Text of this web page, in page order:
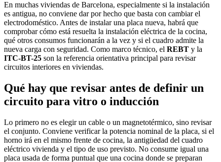
En muchas viviendas de Barcelona, especialmente si la instalación
es antigua, no conviene dar por hecho que basta con cambiar el
electrodoméstico. Antes de instalar una placa nueva, habrá que
comprobar cómo está resuelta la instalación eléctrica de la cocina,
qué otros consumos funcionarán a la vez y si el cuadro admite la
nueva carga con seguridad. Como marco técnico, el REBT y la
ITC-BT-25 son la referencia orientativa principal para revisar
circuitos interiores en viviendas.
Qué hay que revisar antes de definir un
circuito para vitro o inducción
Lo primero no es elegir un cable o un magnetotérmico, sino revisar
el conjunto. Conviene verificar la potencia nominal de la placa, si el
horno irá en el mismo frente de cocina, la antigüedad del cuadro
eléctrico vivienda y el tipo de uso previsto. No consume igual una
placa usada de forma puntual que una cocina donde se preparan